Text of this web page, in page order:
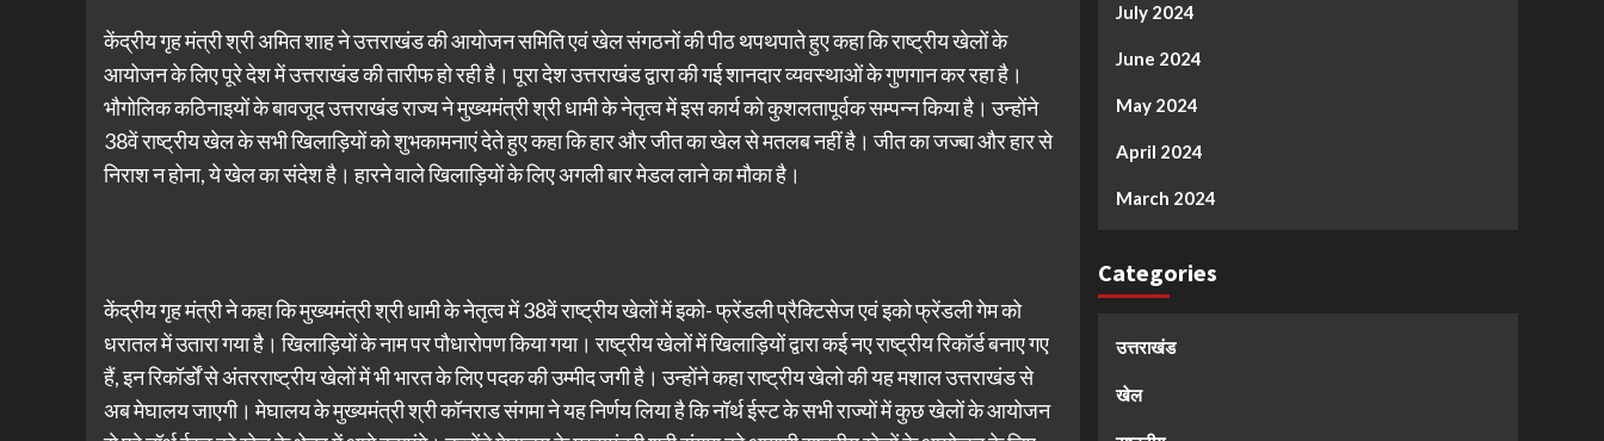
केंद्रीय गृह मंत्री श्री अमित शाह ने उत्तराखंड की आयोजन समिति एवं खेल संगठनों की पीठ थपथपाते हुए कहा कि राष्ट्रीय खेलों के
आयोजन के लिए पूरे देश में उत्तराखंड की तारीफ हो रही है। पूरा देश उत्तराखंड द्वारा की गई शानदार व्यवस्थाओं के गुणगान कर रहा है।
भौगोलिक कठिनाइयों के बावजूद उत्तराखंड राज्य ने मुख्यमंत्री श्री धामी के नेतृत्व में इस कार्य को कुशलतापूर्वक सम्पन्न किया है। उन्होंने
38वें राष्ट्रीय खेल के सभी खिलाड़ियों को शुभकामनाएं देते हुए कहा कि हार और जीत का खेल से मतलब नहीं है। जीत का जज्बा और हार से
निराश न होना, ये खेल का संदेश है। हारने वाले खिलाड़ियों के लिए अगली बार मेडल लाने का मौका है।
केंद्रीय गृह मंत्री ने कहा कि मुख्यमंत्री श्री धामी के नेतृत्व में 38वें राष्ट्रीय खेलों में इको- फ्रेंडली प्रैक्टिसेज एवं इको फ्रेंडली गेम को
धरातल में उतारा गया है। खिलाड़ियों के नाम पर पौधारोपण किया गया। राष्ट्रीय खेलों में खिलाड़ियों द्वारा कई नए राष्ट्रीय रिकॉर्ड बनाए गए
हैं, इन रिकॉर्डों से अंतरराष्ट्रीय खेलों में भी भारत के लिए पदक की उम्मीद जगी है। उन्होंने कहा राष्ट्रीय खेलो की यह मशाल उत्तराखंड से
अब मेघालय जाएगी। मेघालय के मुख्यमंत्री श्री कॉनराड संगमा ने यह निर्णय लिया है कि नॉर्थ ईस्ट के सभी राज्यों में कुछ खेलों के आयोजन
July 2024
June 2024
May 2024
April 2024
March 2024
Categories
उत्तराखंड
खेल